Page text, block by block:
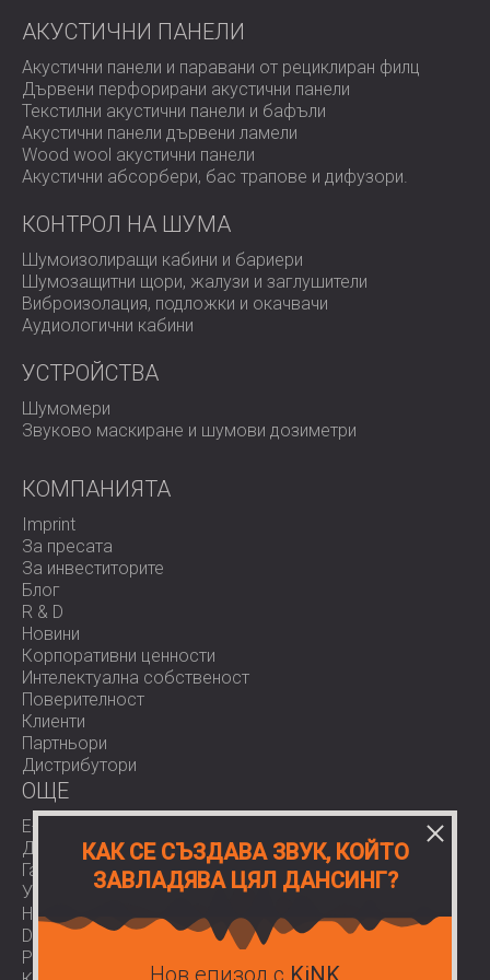
съчетание между ефективност и естетика и се
Свържете се с нас, за да откриете как нашите
акустични решения могат да превърнат вашата стая в
истинско домашно кино.
АКУСТИЧНИ ПАНЕЛИ
Акустични панели и паравани от рециклиран филц
Дървени перфорирани акустични панели
Текстилни акустични панели и бафъли
Акустични панели дървени ламели
Wood wool акустични панели
Акустични абсорбери, бас трапове и дифузoри.
КОНТРОЛ НА ШУМА
Шумоизолиращи кабини и бариери
Шумозащитни щори, жалузи и заглушители
Виброизолация, подложки и окачвачи
Аудиологични кабини
УСТРОЙСТВА
Шумомери
Звуково маскиране и шумови дозиметри
КОМПАНИЯТА
Imprint
За пресата
За инвеститорите
Блог
R & D
Новини
Корпоративни ценности
Интелектуална собственост
Поверителност
Клиенти
Партньори
Дистрибутори
OЩЕ
E-Shop
Доставки
Гаранции
Условия за ползване
Нормативи
Download area
Работа при нас
КАК СЕ СЪЗДАВА ЗВУК, КОЙТО
ЗАВЛАДЯВА ЦЯЛ ДАНСИНГ?
Нов епизод с KiNK